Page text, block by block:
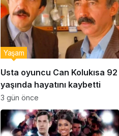
Usta oyuncu Can Kolukısa 92
yaşında hayatını kaybetti
Yaşam
3 gün önce